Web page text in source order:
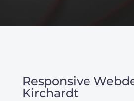
Responsive
Kirchardt